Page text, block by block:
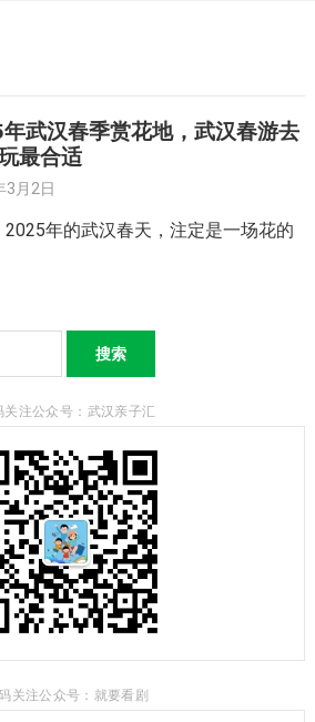
武汉春季赏花地，武汉春游去
最合适
3月2日
年的武汉春天，注定是一场花的
关注公众号：武汉亲子汇
关注公众号：就要看剧